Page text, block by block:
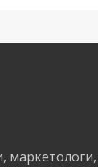
маркетологи,